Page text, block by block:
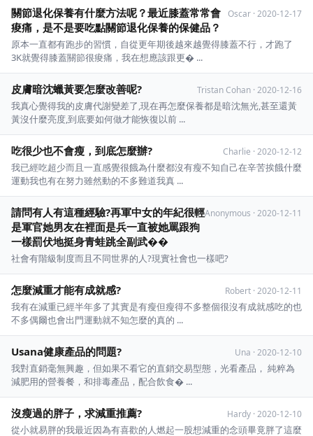
關節退化保養有什麼方法呢？最近膝蓋常常會
痠痛，是不是要吃點關節退化保養的保健品？
Oscar · 2020-12-17
原本一直都有跑步的習慣，自從更年期後越來越覺得膝蓋不行，才跑了
3K就覺得膝蓋關節很痠痛，我在想應該跟更� ...
皮膚暗沈蠟黃要怎麼改善呢? Tristan Cohan · 2020-12-16
我真心覺得我的皮膚代謝變差了,現在再怎麼保養都是暗沈無光,甚至還黃
黃沒什麼亮度,到底要如何做才能恢復以前 ...
吃很少也不會瘦，到底怎麼辦? Charlie · 2020-12-12
我已經吃超少而且一直感覺很餓為什麼都沒有瘦不知自己在辛苦挨餓什麼
運動我也有在努力雖然動的不多難道我真 ...
請問有人有這種經驗?再軍中女的年紀很輕
是軍官她男友在裡面是兵一直被她罵跟狗
一樣罰伏地挺身青蛙跳全副武��
Anonymous · 2020-12-11
社會有階級制度而且不同世界的人?現實社會也一樣吧?
怎麼減重才能有成就感? Robert · 2020-12-11
我有在減重已經半年多了其實是有瘦但瘦得不多整個很沒有成就感吃的也
不多偶爾也會出門運動就不知怎麼的真的 ...
Usana健康產品的問題? Una · 2020-12-10
我對直銷毫無興趣，但如果不看它的直銷交易型態，光看產品， 純粹為
減肥用的營養餐，和排毒產品，配合飲食� ...
沒瘦過的胖子，求減重推薦? Hardy · 2020-12-10
從小就易胖的我最近因為有喜歡的人燃起一股想減重的念頭畢竟胖了這麼